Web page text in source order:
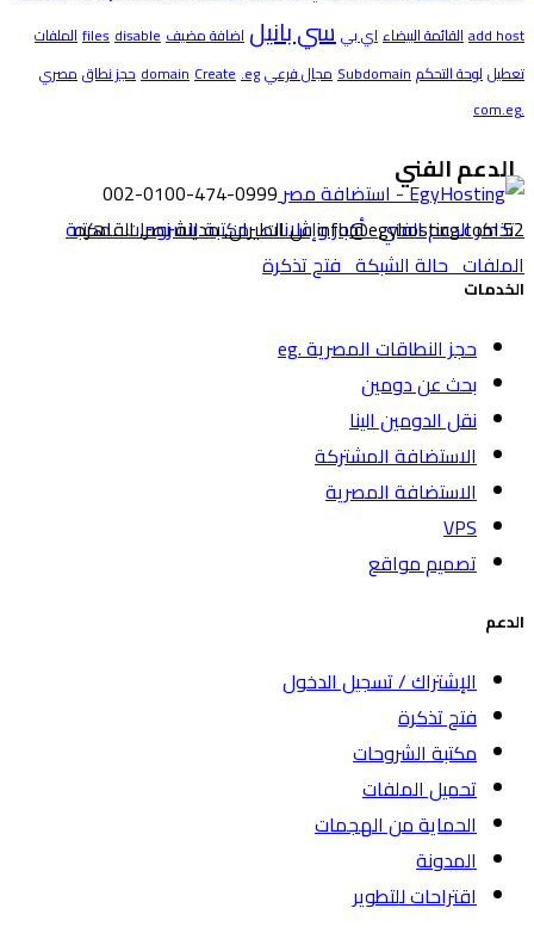
add hostالقائمة البيضاءاي بيسي بانيل اضافة مضيف filesdisable
الملفات
تعطيللوحة التحكمSubdomainمجال فرعي domainCreate.eg حجز نطاقمصري
.com.eg
الدعم الفني
تذاكر الدعم الفنيأخبار وإعلاناتمكتبة الشروحاتمكتبة
الملفاتحالة الشبكةفتح تذكرة
002-0100-474-0999
info@egyhosting.com52 ش الطيران, مدينة نصر, القاهره
الخدمات
حجز النطاقات المصرية .eg
بحث عن دومين
نقل الدومين الينا
الاستضافة المشتركة
الاستضافة المصرية
VPS
تصميم مواقع
الدعم
الإشتراك / تسجيل الدخول
فتح تذكرة
مكتبة الشروحات
تحميل الملفات
الحماية من الهجمات
المدونة
اقتراحات للتطوير